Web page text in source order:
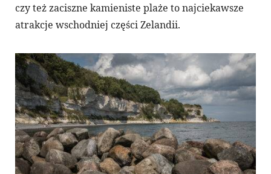
czy też zaciszne kamieniste plaże to najciekawsze
atrakcje wschodniej części Zelandii.